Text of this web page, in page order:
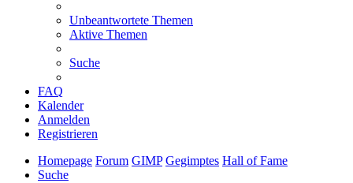
Unbeantwortete Themen
Aktive Themen
Suche
FAQ
Kalender
Anmelden
Registrieren
Homepage Forum GIMP Gegimptes Hall of Fame
Suche